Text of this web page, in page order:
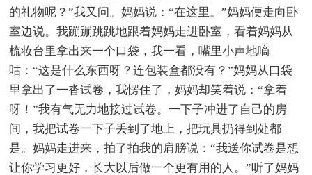
的礼物呢？”我又问。妈妈说：“在这里。”妈妈便走向卧
室边说。我蹦蹦跳跳地跟着妈妈走进卧室，看着妈妈从
梳妆台里拿出来一个口袋，我一看，嘴里小声地嘀
咕：“这是什么东西呀？连包装盒都没有？”妈妈从口袋
里拿出了一沓试卷，我愣住了，妈妈却笑着说：“拿着
呀！”我有气无力地接过试卷。一下子冲进了自己的房
间，我把试卷一下子丢到了地上，把玩具扔得到处都
是。妈妈走进来，拍了拍我的肩膀说：“我送你试卷是想
让你学习更好，长大以后做一个更有用的人。”听了妈妈